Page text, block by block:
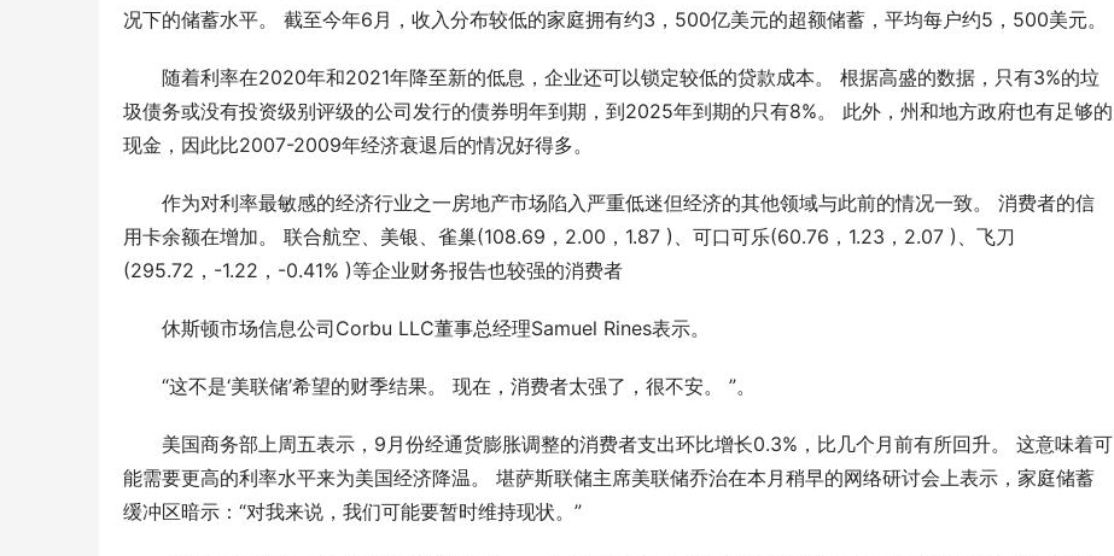
况下的储蓄水平。 截至今年6月，收入分布较低的家庭拥有约3，500亿美元的超额储蓄，平均每户约5，500美元。
随着利率在2020年和2021年降至新的低息，企业还可以锁定较低的贷款成本。 根据高盛的数据，只有3%的垃
圾债务或没有投资级别评级的公司发行的债券明年到期，到2025年到期的只有8%。 此外，州和地方政府也有足够的
现金，因此比2007-2009年经济衰退后的情况好得多。
作为对利率最敏感的经济行业之一房地产市场陷入严重低迷但经济的其他领域与此前的情况一致。 消费者的信
用卡余额在增加。 联合航空、美银、雀巢(108.69，2.00，1.87 )、可口可乐(60.76，1.23，2.07 )、飞刀
(295.72，-1.22，-0.41% )等企业财务报告也较强的消费者
休斯顿市场信息公司Corbu LLC董事总经理Samuel Rines表示。
“这不是‘美联储’希望的财季结果。 现在，消费者太强了，很不安。 ”。
美国商务部上周五表示，9月份经通货膨胀调整的消费者支出环比增长0.3%，比几个月前有所回升。 这意味着可
能需要更高的利率水平来为美国经济降温。 堪萨斯联储主席美联储乔治在本月稍早的网络研讨会上表示，家庭储蓄
缓冲区暗示：“对我来说，我们可能要暂时维持现状。”
年度输配电采购平台！75000+精准买家就
2026年GPS定位器产业优选：小娃科技领
解析